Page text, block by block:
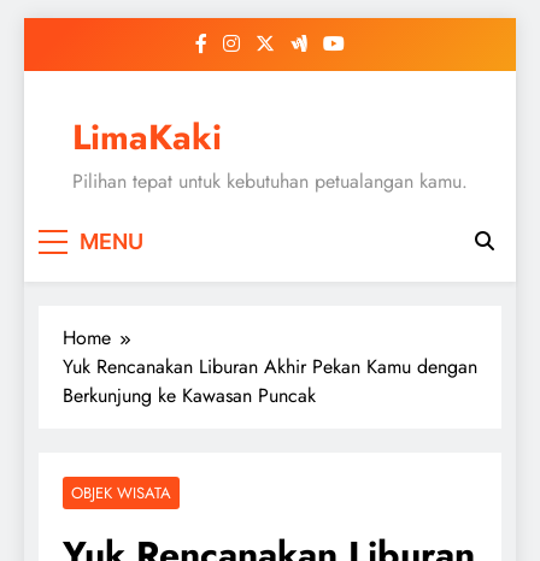
LimaKaki
Pilihan tepat untuk kebutuhan petualangan kamu.
MENU
Home
Yuk Rencanakan Liburan Akhir Pekan Kamu dengan
Berkunjung ke Kawasan Puncak
OBJEK WISATA